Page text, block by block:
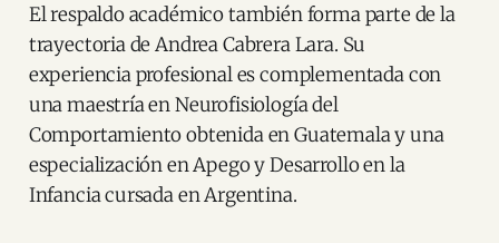
El respaldo académico también forma parte de la
trayectoria de Andrea Cabrera Lara. Su
experiencia profesional es complementada con
una maestría en Neurofisiología del
Comportamiento obtenida en Guatemala y una
especialización en Apego y Desarrollo en la
Infancia cursada en Argentina.